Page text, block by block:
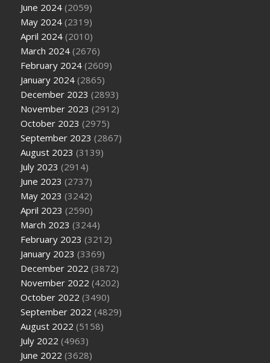
June 2024 (2059)
May 2024 (2319)
April 2024 (2010)
March 2024 (2676)
February 2024 (2609)
January 2024 (2865)
December 2023 (2893)
November 2023 (2912)
October 2023 (2975)
September 2023 (2867)
August 2023 (3139)
July 2023 (2914)
June 2023 (2737)
May 2023 (3242)
April 2023 (2590)
March 2023 (3244)
February 2023 (3212)
January 2023 (3369)
December 2022 (3872)
November 2022 (4202)
October 2022 (3490)
September 2022 (4829)
August 2022 (5158)
July 2022 (4963)
June 2022 (3628)